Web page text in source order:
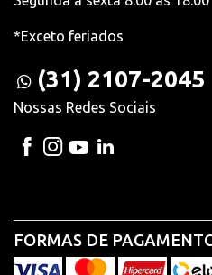
*Exceto feriados
(31) 2107-2045
Nossas Redes Sociais
FORMAS DE